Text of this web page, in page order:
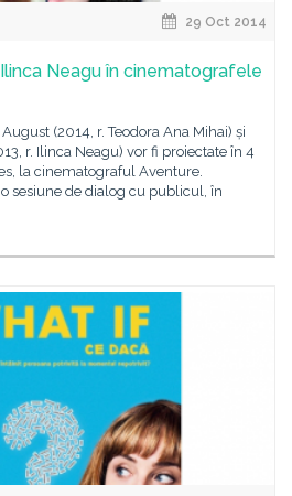
29 Oct 2014
Neagu în cinematografele
(2014, r. Teodora Ana Mihai) și
r. Ilinca Neagu) vor fi proiectate în 4
la cinematograful Aventure.
sesiune de dialog cu publicul, în